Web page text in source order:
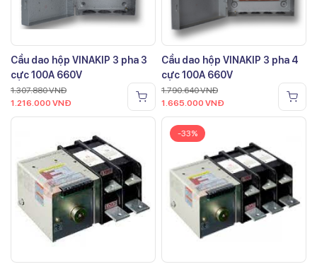
Cầu dao hộp VINAKIP 3 pha 3
cực 100A 660V
1.307.880VNĐ
1.216.000 VNĐ
Cầu dao hộp VINAKIP 3 pha 4
cực 100A 660V
1.790.640VNĐ
1.665.000 VNĐ
-33%